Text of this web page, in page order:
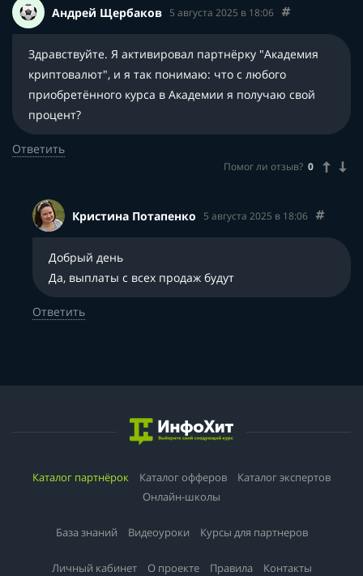
Андрей Щербаков 5 августа 2025 в 18:06
Здравствуйте. Я активировал партнёрку "Академия
криптовалют", и я так понимаю: что с любого
приобретённого курса в Академии я получаю свой
процент?
Ответить
Помог ли отзыв? 0
Кристина Потапенко 5 августа 2025 в 18:06
Добрый день
Да, выплаты с всех продаж будут
Ответить
Каталог партнёрок Каталог офферов
Каталог экспертов
Онлайн-школы
База знаний Видеоуроки Курсы для партнеров
Личный кабинет О проекте Правила Контакты